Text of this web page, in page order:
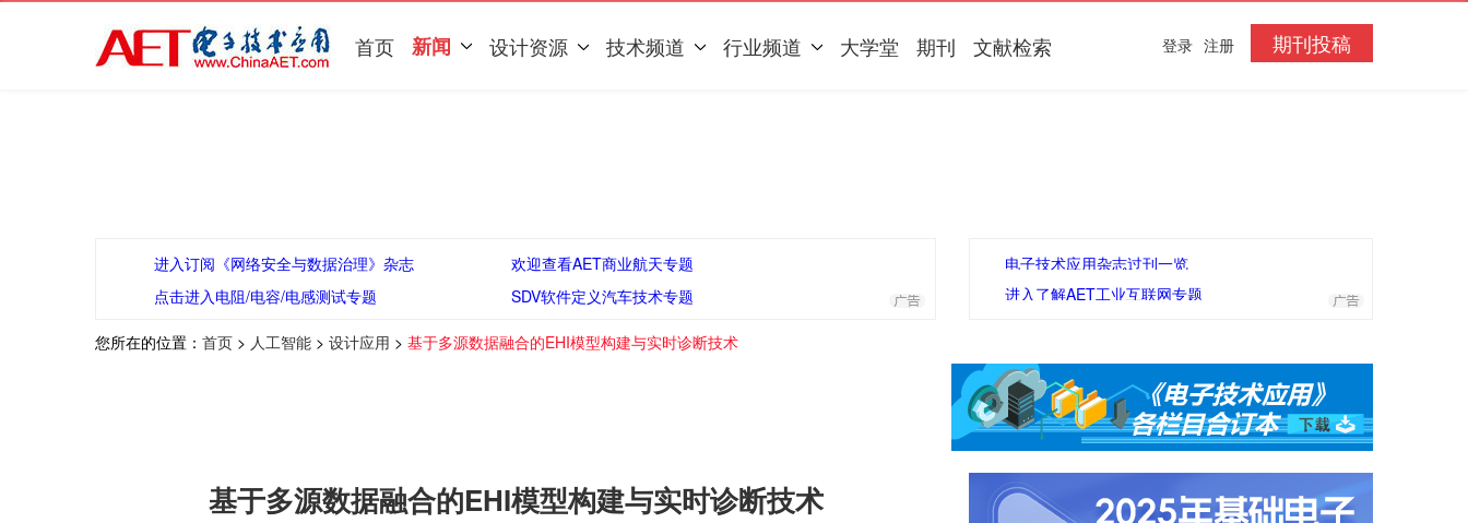
首页 新闻 设计资源 技术频道 行业频道 大学堂 期刊 文献检索 期刊投稿
登录 注册
进入订阅《网络安全与数据治理》杂志
欢迎查看AET商业航天专题
点击进入电阻/电容/电感测试专题
SDV软件定义汽车技术专题
电子技术应用杂志过刊一览
进入了解AET工业互联网专题
您所在的位置： 首页 > 人工智能 > 设计应用 > 基于多源数据融合的EHI模型构建与实时诊断技术
基于多源数据融合的EHI模型构建与实时诊断技术